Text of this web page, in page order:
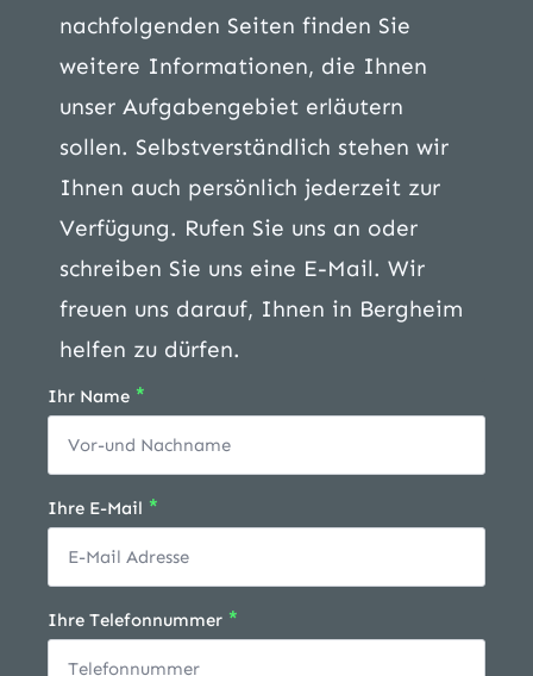
nachfolgenden Seiten finden Sie
weitere Informationen, die Ihnen
unser Aufgabengebiet erläutern
sollen. Selbstverständlich stehen wir
Ihnen auch persönlich jederzeit zur
Verfügung. Rufen Sie uns an oder
schreiben Sie uns eine E-Mail. Wir
freuen uns darauf, Ihnen in Bergheim
helfen zu dürfen.
Ihr Name *
Ihre E-Mail *
Ihre Telefonnummer *